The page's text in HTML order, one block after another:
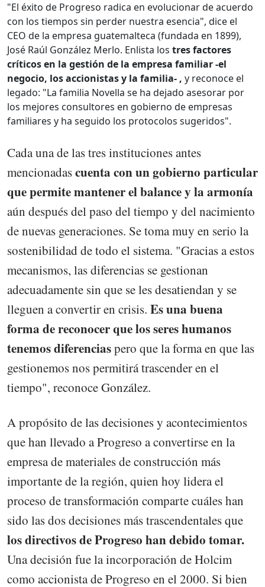
"El éxito de Progreso radica en evolucionar de acuerdo
con los tiempos sin perder nuestra esencia", dice el
CEO de la empresa guatemalteca (fundada en 1899),
José Raúl González Merlo. Enlista los tres factores
críticos en la gestión de la empresa familiar -el
negocio, los accionistas y la familia- , y reconoce el
legado: "La familia Novella se ha dejado asesorar por
los mejores consultores en gobierno de empresas
familiares y ha seguido los protocolos sugeridos".
Cada una de las tres instituciones antes
mencionadascuenta con un gobierno particular
que permite mantener el balance y la armonía
aún después del paso del tiempo y del nacimiento
de nuevas generaciones. Se toma muy en serio la
sostenibilidad de todo el sistema. "Gracias a estos
mecanismos, las diferencias se gestionan
adecuadamente sin que se les desatiendan y se
lleguen a convertir en crisis. Es una buena
forma de reconocer que los seres humanos
tenemos diferenciaspero que la forma en que las
gestionemos nos permitirá trascender en el
tiempo", reconoce González.
A propósito de las decisiones y acontecimientos
que han llevado a Progreso a convertirse en la
empresa de materiales de construcción más
importante de la región, quien hoy lidera el
proceso de transformación comparte cuáles han
sido las dos decisiones más trascendentales que
los directivos de Progreso han debido tomar.
Una decisión fue la incorporación de Holcim
como accionista de Progreso en el 2000. Si bien